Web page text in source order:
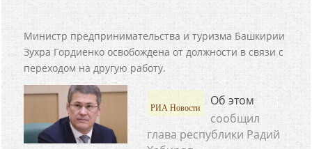
Министр предпринимательства и туризма Башкирии
Зухра Гордиенко освобождена от должности в связи с
переходом на другую работу.
РИА Новости
Об этом
сообщил
глава республики Радий